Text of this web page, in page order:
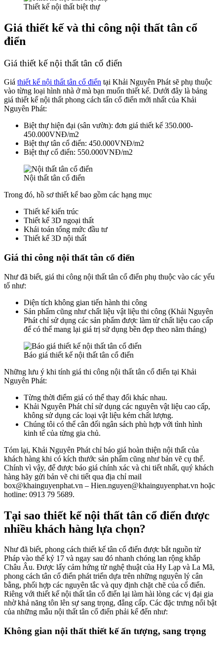
Thiết kế nội thất biệt thự
Giá thiết kế và thi công nội thất tân cổ
điển
Giá thiết kế nội thất tân cổ điển
Giá thiết kế nội thất tân cổ điển tại Khải Nguyên Phát sẽ phụ thuộc
vào từng loại hình nhà ở mà bạn muốn thiết kế. Dưới đây là bảng
giá thiết kế nội thất phong cách tấn cổ điển mới nhất của Khải
Nguyên Phát:
Biệt thự hiện đại (sân vườn): đơn giá thiết kế 350.000-
450.000VNĐ/m2
Biệt thự tân cổ điển: 450.000VNĐ/m2
Biệt thự cổ điển: 550.000VNĐ/m2
Nội thất tân cổ điển
Trong đó, hồ sơ thiết kế bao gồm các hạng mục
Thiết kế kiến trúc
Thiết kế 3D ngoại thất
Khái toán tổng mức đầu tư
Thiết kế 3D nội thất
Giá thi công nội thất tân cổ điển
Như đã biết, giá thi công nội thất tân cổ điển phụ thuộc vào các yếu
tố như:
Diện tích không gian tiến hành thi công
Sản phẩm cũng như chất liệu vật liệu thi công (Khải Nguyên
Phát chỉ sử dụng các sản phẩm được làm từ chất liệu cao cấp
để có thể mang lại giá trị sử dụng bền đẹp theo năm tháng)
Báo giá thiết kế nội thất tân cổ điển
Những lưu ý khi tính giá thi công nội thất tân cổ điển tại Khải
Nguyên Phát:
Từng thời điểm giá có thể thay đổi khác nhau.
Khải Nguyên Phát chỉ sử dụng các nguyên vật liệu cao cấp,
không sử dụng các loại vật liệu kém chất lượng.
Chúng tôi có thể cân đối ngân sách phù hợp với tình hình
kinh tế của từng gia chủ.
Tóm lại, Khải Nguyên Phát chỉ báo giá hoàn thiện nội thất của
khách hàng khi có kích thước sản phẩm cũng như bản vẽ cụ thể.
Chính vì vậy, để được báo giá chính xác và chi tiết nhất, quý khách
hàng hãy gửi bản vẽ chi tiết qua địa chỉ mail
box@khainguyenphat.vn – Hien.nguyen@khainguyenphat.vn hoặc
hotline: 0913 79 5689.
Tại sao thiết kế nội thất tân cổ điển được
nhiều khách hàng lựa chọn?
Như đã biết, phong cách thiết kế tân cổ điển được bắt nguồn từ
Pháp vào thế kỷ 17 và ngay sau đó nhanh chóng lan rộng khắp
Châu Âu. Được lấy cảm hứng từ nghệ thuật của Hy Lạp và La Mã,
phong cách tân cổ điển phát triển dựa trên những nguyên lý cân
bằng, phối hợp các nguyên tắc và quy định chặt chẽ của cổ điển.
Riêng với thiết kế nội thất tân cổ điển lại làm hài lòng các vị đại gia
nhờ khả năng tôn lên sự sang trọng, đẳng cấp. Các đặc trưng nổi bật
của những mẫu nội thất tân cổ điển phải kể đến như:
Không gian nội thất thiết kế ấn tượng, sang trọng